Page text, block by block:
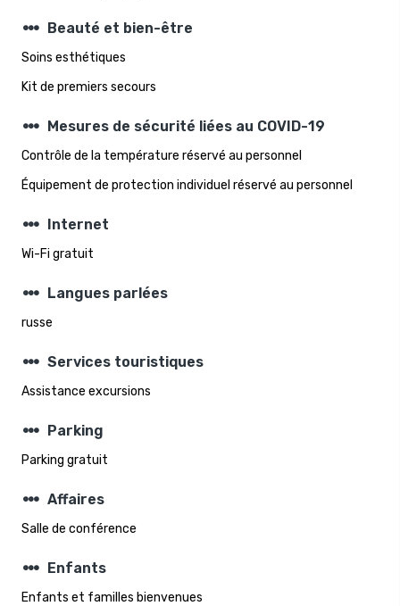
steppers Beauté et bien-être
Soins esthétiques
Kit de premiers secours
steppers Mesures de sécurité liées au COVID-19
Contrôle de la température réservé au personnel
Équipement de protection individuel réservé au personnel
steppers Internet
Wi-Fi gratuit
steppers Langues parlées
russe
steppers Services touristiques
Assistance excursions
steppers Parking
Parking gratuit
steppers Affaires
Salle de conférence
steppers Enfants
Enfants et familles bienvenues